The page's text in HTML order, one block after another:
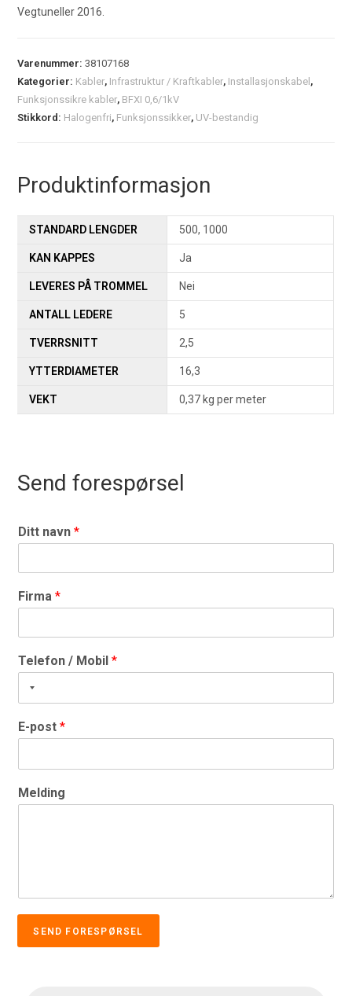
Vegtuneller 2016.
Varenummer:38107168
Kategorier: Kabler, Infrastruktur / Kraftkabler, Installasjonskabel ,
Funksjonssikre kabler, BFXI 0,6/1kV
Stikkord: Halogenfri, Funksjonssikker, UV-bestandig
Produktinformasjon
STANDARD LENGDER 500, 1000
KAN KAPPES Ja
LEVERES PÅ TROMMEL Nei
ANTALL LEDERE 5
TVERRSNITT 2,5
YTTERDIAMETER 16,3
VEKT 0,37 kg per meter
Send forespørsel
Ditt navn*
Firma*
Telefon / Mobil*
E-post*
Melding
SEND FORESPØRSEL